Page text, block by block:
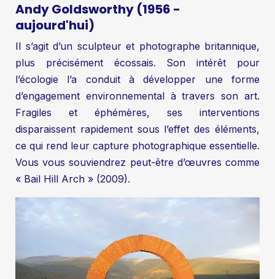
Andy Goldsworthy (1956 -
aujourd'hui)
Il s’agit d’un sculpteur et photographe britannique,
plus précisément écossais. Son intérêt pour
l’écologie l’a conduit à développer une forme
d’engagement environnemental à travers son art.
Fragiles et éphémères, ses interventions
disparaissent rapidement sous l’effet des éléments,
ce qui rend leur capture photographique essentielle.
Vous vous souviendrez peut-être d’œuvres comme
« Bail Hill Arch » (2009).